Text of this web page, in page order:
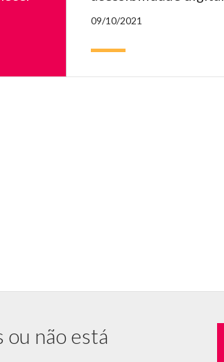
09/10/2021
ou não está